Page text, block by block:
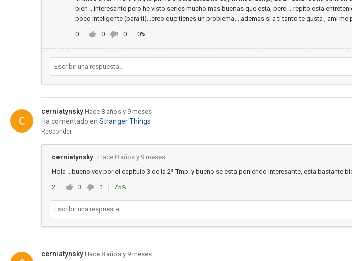
bien ...interesante pero he visto series mucho mas buenas que esta, pero ...repito esta
poco inteligente (para ti)...creo que tienes un problema....ademas si a tí tanto te gusta , ami me
0 0 0 0%
cerniatynsky Hace 8 años y 9 meses
Ha comentado en Stranger Things
Responder
cerniatynsky Hace 8 años y 9 meses
Hola ...bueno voy por el capitulo 3 de la 2ª Tmp. y bueno se esta poniendo interesante, esta bastante
2 3 1 75%
cerniatynsky Hace 8 años y 9 meses